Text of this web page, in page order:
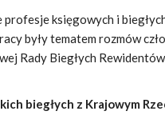
profesje księgowych i
były tematem rozmów
Rady Biegłych
biegłych z Krajowym